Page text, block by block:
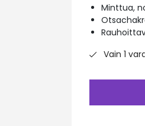
Minttua,
Vain 1